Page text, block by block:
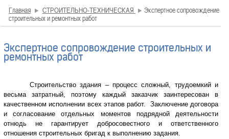
Главная СТРОИТЕЛЬНО-ТЕХНИЧЕСКАЯ
Экспертное сопровождение
строительных и ремонтных работ
Экспертное сопровождение строительных и
ремонтных работ
Строительство здания – процесс сложный, трудоемкий и
весьма затратный, поэтому каждый заказчик заинтересован в
качественном исполнении всех этапов работ. Заключение договора
и согласование отдельных моментов подрядной деятельности
отнюдь не гарантирует добросовестного и ответственного
отношения строительных бригад к выполнению задания.